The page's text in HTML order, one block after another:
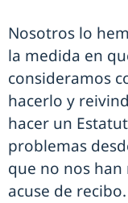
Nosotros lo
la medida en
consideramos
hacerlo y
hacer un
problemas
que no nos
acuse de recibo.